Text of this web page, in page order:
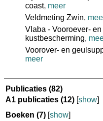
coast, meer
Veldmeting Zwin,
Vlaba - Vooroever-
kustbescherming,
Voorover- en
meer
Publicaties (82)
A1 publicaties (12) [show]
Boeken (7) [show]